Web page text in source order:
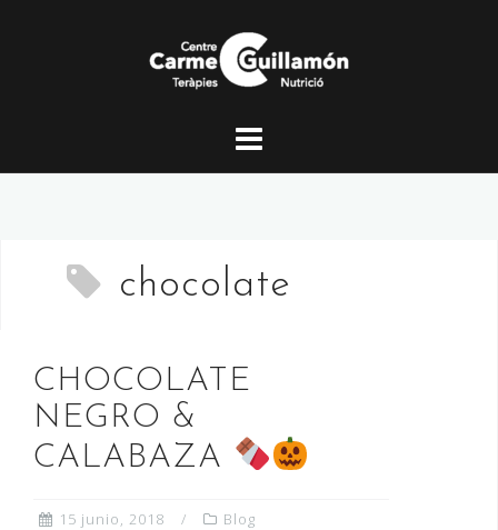
chocolate
CHOCOLATE
NEGRO &
CALABAZA
15 junio, 2018 Blog